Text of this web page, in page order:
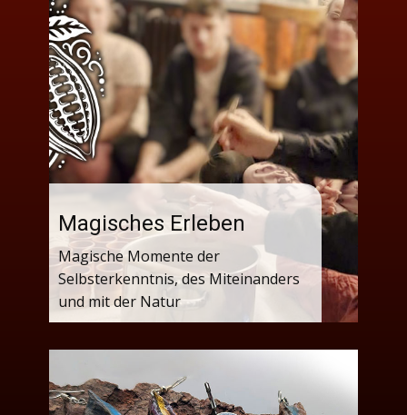
Magisches Erleben
Magische Momente der
Selbsterkenntnis, des Miteinanders
und mit der Natur